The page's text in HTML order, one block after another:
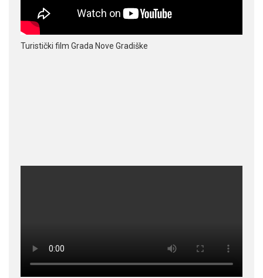
Turistički film Grada Nove Gradiške